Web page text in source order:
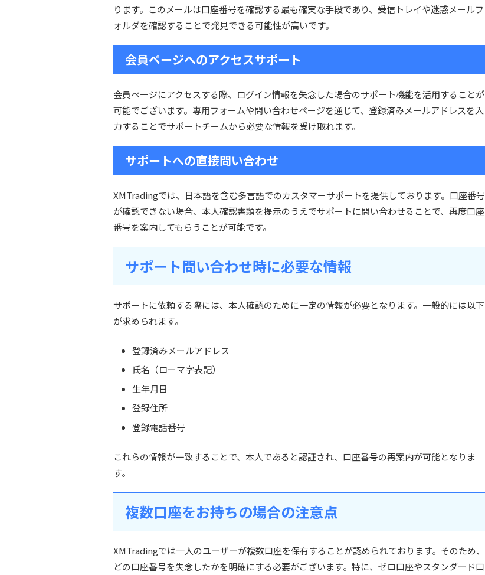
ります。このメールは口座番号を確認する最も確実な手段であり、受信トレイや迷惑メールフ
ォルダを確認することで発見できる可能性が高いです。
会員ページへのアクセスサポート
会員ページにアクセスする際、ログイン情報を失念した場合のサポート機能を活用することが
可能でございます。専用フォームや問い合わせページを通じて、登録済みメールアドレスを入
力することでサポートチームから必要な情報を受け取れます。
サポートへの直接問い合わせ
XMTradingでは、日本語を含む多言語でのカスタマーサポートを提供しております。口座番号
が確認できない場合、本人確認書類を提示のうえでサポートに問い合わせることで、再度口座
番号を案内してもらうことが可能です。
サポート問い合わせ時に必要な情報
サポートに依頼する際には、本人確認のために一定の情報が必要となります。一般的には以下
が求められます。
登録済みメールアドレス
氏名（ローマ字表記）
生年月日
登録住所
登録電話番号
これらの情報が一致することで、本人であると認証され、口座番号の再案内が可能となりま
す。
複数口座をお持ちの場合の注意点
XMTradingでは一人のユーザーが複数口座を保有することが認められております。そのため、
どの口座番号を失念したかを明確にする必要がございます。特に、ゼロ口座やスタンダード口